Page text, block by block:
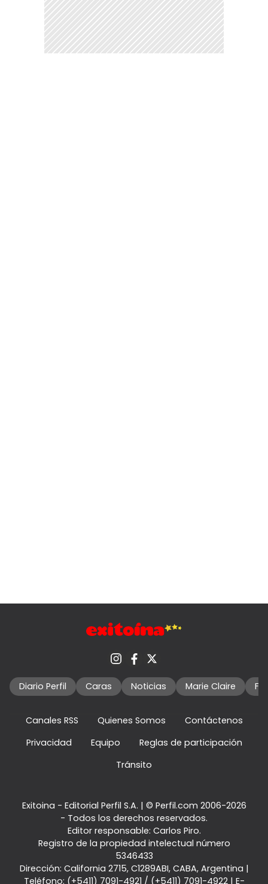
Diario Perfil Caras Noticias Marie Claire
Canales RSS Quienes Somos
Contáctenos
Privacidad
Equipo
Reglas de participación
Tránsito
Exitoina - Editorial Perfil S.A. | © Perfil.com 2006-2026
- Todos los derechos reservados.
Editor responsable: Carlos Piro.
Registro de la propiedad intelectual número
5346433
Dirección: California 2715, C1289ABI, CABA, Argentina |
Teléfono: (+5411) 7091-4921 / (+5411) 7091-4922| E-